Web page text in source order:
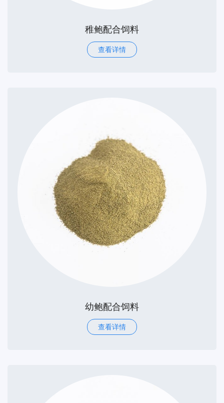
稚鲍配合饲料
查看详情
幼鲍配合饲料
查看详情